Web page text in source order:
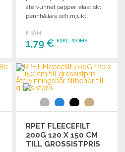
återvunnet papper, elastiskt
pennhållare och mjukt
FRÅN
1,79 €EXKL. MOMS
BESTÄLL
Begär offert
RPET FLEECEFILT
200G 120 X 150 CM
TILL GROSSISTPRIS